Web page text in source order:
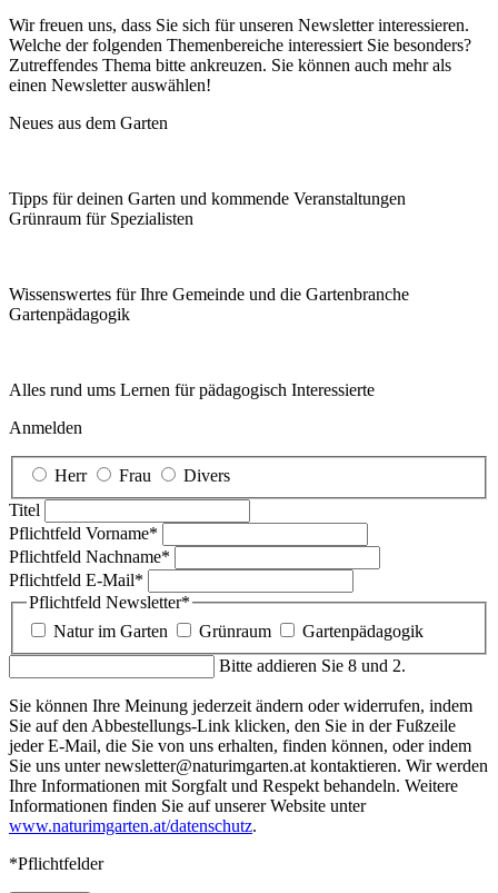
Wir freuen uns, dass Sie sich für unseren Newsletter interessieren.
Welche der folgenden Themenbereiche interessiert Sie besonders?
Zutreffendes Thema bitte ankreuzen. Sie können auch mehr als
einen Newsletter auswählen!
Neues aus dem Garten
Tipps für deinen Garten und kommende Veranstaltungen
Grünraum für Spezialisten
Wissenswertes für Ihre Gemeinde und die Gartenbranche
Garten­pädagogik
Alles rund ums Lernen für pädagogisch Interessierte
Anmelden
Herr Frau
Divers
Titel
Pflichtfeld Vorname*
Pflichtfeld Nachname*
Pflichtfeld E-Mail*
Pflichtfeld Newsletter*
Natur im Garten
Grünraum
Gartenpädagogik
Bitte addieren Sie 8 und 2.
Sie können Ihre Meinung jederzeit ändern oder widerrufen, indem
Sie auf den Abbestellungs-Link klicken, den Sie in der Fußzeile
jeder E-Mail, die Sie von uns erhalten, finden können, oder indem
Sie uns unter newsletter@naturimgarten.at kontaktieren. Wir werden
Ihre Informationen mit Sorgfalt und Respekt behandeln. Weitere
Informationen finden Sie auf unserer Website unter
www.naturimgarten.at/datenschutz.
*Pflichtfelder